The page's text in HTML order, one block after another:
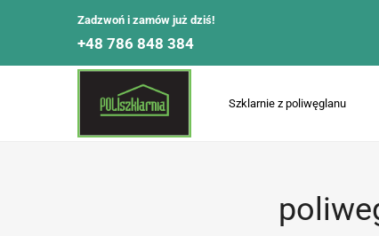
Zadzwoń i zamów już dziś!
+48 786 848 384
Szklarnie z poliwęglanu